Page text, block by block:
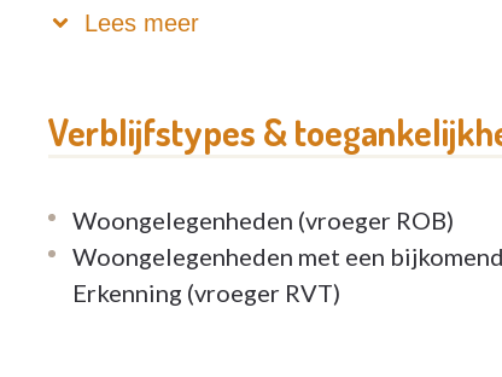
animatiezaal met zomerterras, een
Er is een beperkt aantal kamers voor
Lees meer
Verblijfstypes &
Woongelegenheden (vroeger ROB)
Woongelegenheden met een
Erkenning (vroeger RVT)